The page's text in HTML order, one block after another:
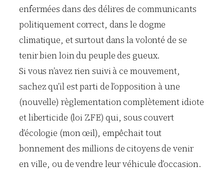
enfermées dans des délires de communicants
politiquement correct, dans le dogme
climatique, et surtout dans la volonté de se
tenir bien loin du peuple des gueux.
Si vous n’avez rien suivi à ce mouvement,
sachez qu’il est parti de l’opposition à une
(nouvelle) règlementation complètement idiote
et liberticide (loi ZFE) qui, sous couvert
d’écologie (mon œil), empêchait tout
bonnement des millions de citoyens de venir
en ville, ou de vendre leur véhicule d’occasion.